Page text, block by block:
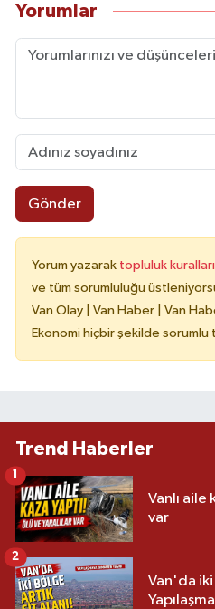
Yorumlar
Gönder
Yorum yazarak topluluk
ve tüm sorumluluğu
Van Olay | Van Haber | Van
Ekonomi hiçbir şekilde sorumlu
Trend Haberler
Vanlı aile
var
1
Van'da iki
2